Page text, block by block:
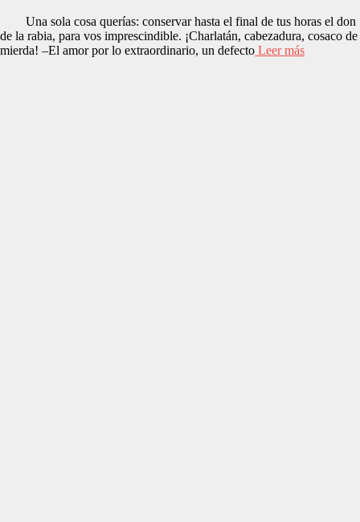
Una sola cosa querías: conservar hasta el final de tus horas el don
de la rabia, para vos imprescindible. ¡Charlatán, cabezadura, cosaco de
mierda! –El amor por lo extraordinario, un defecto Leer más